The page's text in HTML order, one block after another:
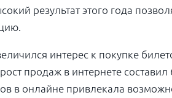
результат этого года
интерес к покупке
продаж в интернете
в онлайне привлекала